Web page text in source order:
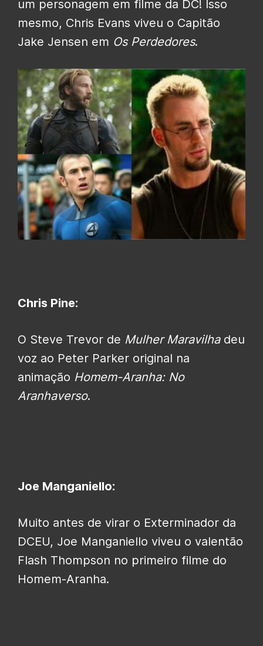
um personagem em filme da DC! Isso
mesmo, Chris Evans viveu o Capitão
Jake Jensen em Os Perdedores.
Chris Pine:
O Steve Trevor de Mulher Maravilhadeu
voz ao Peter Parker original na
animação Homem-Aranha: No
Aranhaverso.
Joe Manganiello:
Muito antes de virar o Exterminador da
DCEU, Joe Manganiello viveu o valentão
Flash Thompson no primeiro filme do
Homem-Aranha.